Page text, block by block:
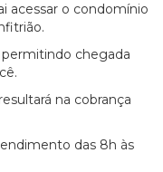
acessar o condomínio
permitindo chegada
na cobrança
das 8h às